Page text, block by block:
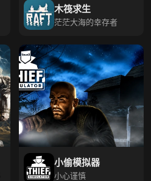
木筏求生
茫茫大海的幸存者
小偷模拟器
小心谨慎